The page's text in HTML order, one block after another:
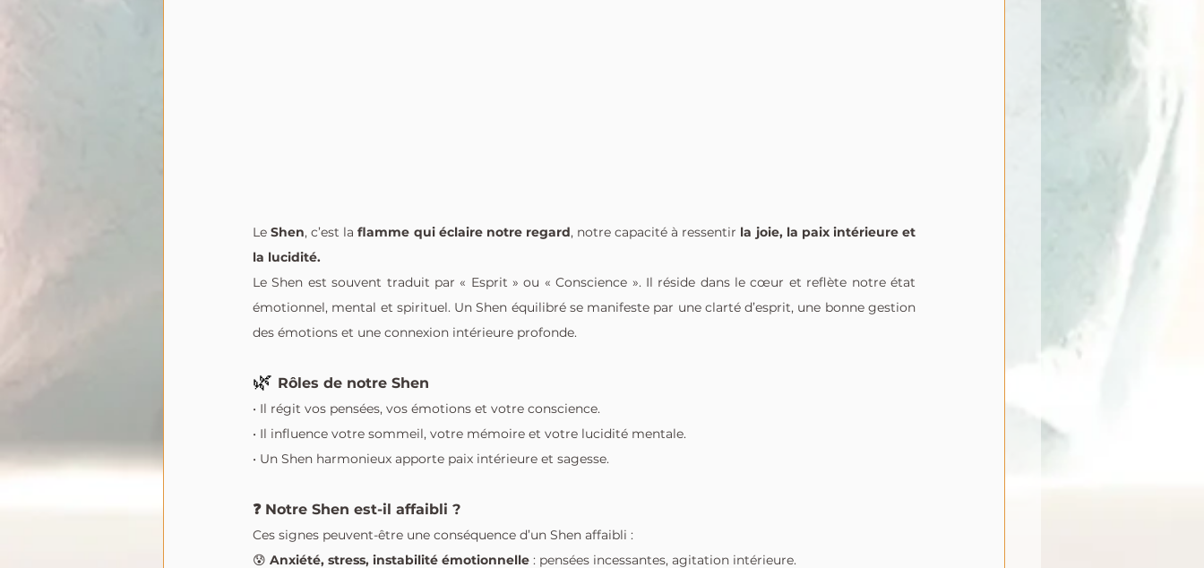
Le Shen, c’est la flamme qui éclaire notre regard, notre capacité à ressentir la joie, la paix intérieure et
la lucidité.
Le Shen est souvent traduit par « Esprit » ou « Conscience ». Il réside dans le cœur et reflète notre état
émotionnel, mental et spirituel. Un Shen équilibré se manifeste par une clarté d’esprit, une bonne gestion
des émotions et une connexion intérieure profonde.
🌿 Rôles de notre Shen
• Il régit vos pensées, vos émotions et votre conscience.
• Il influence votre sommeil, votre mémoire et votre lucidité mentale.
• Un Shen harmonieux apporte paix intérieure et sagesse.
❓ Notre Shen est-il affaibli ?
Ces signes peuvent-être une conséquence d’un Shen affaibli :
😰 Anxiété, stress, instabilité émotionnelle : pensées incessantes, agitation intérieure.